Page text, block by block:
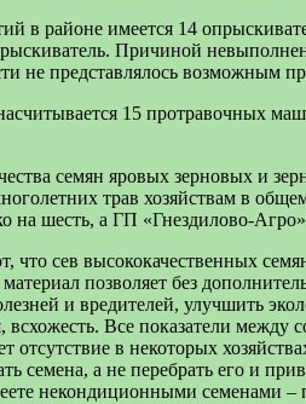
в районе имеется 14
Причиной
не представлялось возможным
15 протравочных
семян яровых зерновых и
трав хозяйствам в
на шесть, а ГП «Гнездилово-
что сев высококачественных
позволяет без
и вредителей, улучшить
всхожесть. Все показатели
отсутствие в некоторых
семена, а не перебрать его и
некондиционными семенами